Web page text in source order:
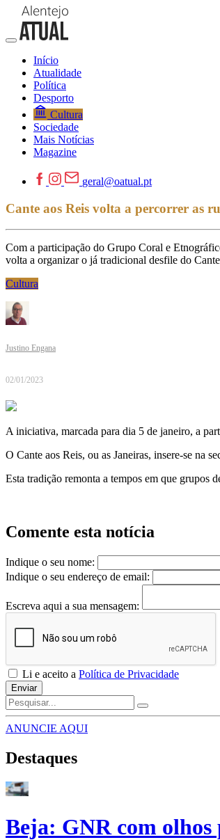
Início
Atualidade
Política
Desporto
Cultura
Sociedade
Mais Notícias
Magazine
geral@oatual.pt
Cante aos Reis volta a percorrer as
Com a participação do Grupo Coral e
volta a organizar o já tradicional desfile do
Cultura
Justino Engana
02/01/2023
A iniciativa, marcada para dia 5 de janeiro, a
O Cante aos Reis, ou as Janeiras, insere-se na
Esta tradição remonta a tempos em que grupos
Comente esta notícia
Indique o seu nome:
Indique o seu endereço de email:
Escreva aqui a sua mensagem:
Li e aceito a Política de Privacidade
Enviar
ANUNCIE AQUI
Destaques
Beja: GNR com olhos